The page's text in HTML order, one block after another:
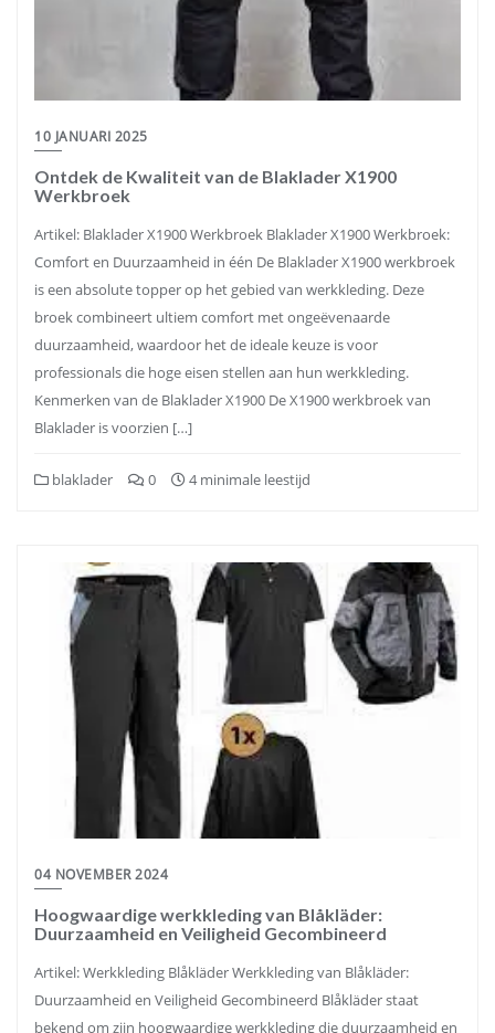
10 JANUARI 2025
Ontdek de Kwaliteit van de Blaklader X1900
Werkbroek
Artikel: Blaklader X1900 Werkbroek Blaklader X1900 Werkbroek:
Comfort en Duurzaamheid in één De Blaklader X1900 werkbroek
is een absolute topper op het gebied van werkkleding. Deze
broek combineert ultiem comfort met ongeëvenaarde
duurzaamheid, waardoor het de ideale keuze is voor
professionals die hoge eisen stellen aan hun werkkleding.
Kenmerken van de Blaklader X1900 De X1900 werkbroek van
Blaklader is voorzien […]
blaklader 0 4 minimale leestijd
04 NOVEMBER 2024
Hoogwaardige werkkleding van Blåkläder:
Duurzaamheid en Veiligheid Gecombineerd
Artikel: Werkkleding Blåkläder Werkkleding van Blåkläder:
Duurzaamheid en Veiligheid Gecombineerd Blåkläder staat
bekend om zijn hoogwaardige werkkleding die duurzaamheid en